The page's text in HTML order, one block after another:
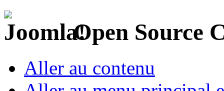
Open Source
Aller au contenu